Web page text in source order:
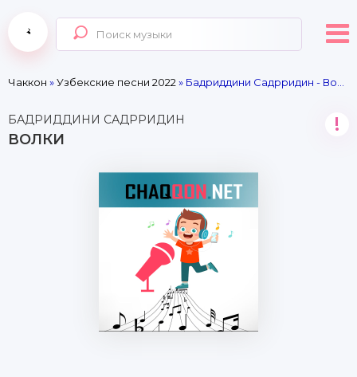
Чаккон »Узбекские песни 2022 » Бадриддини Садрридин - Волки
БАДРИДДИНИ САДРРИДИН
ВОЛКИ
!